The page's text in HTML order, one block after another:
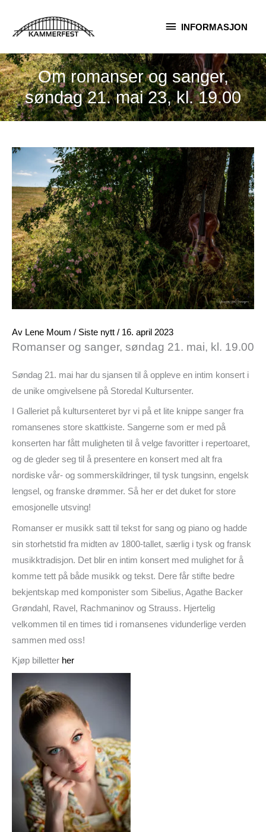
innholdet
INFORMASJON
INFORMASJON
Om romanser og sanger,
søndag 21. mai 23, kl. 19.00
Av Lene Moum / Siste nytt / 16. april 2023
Romanser og sanger, søndag 21. mai, kl. 19.00
Søndag 21. mai har du sjansen til å oppleve en intim konsert i
de unike omgivelsene på Storedal Kultursenter.
I Galleriet på kultursenteret byr vi på et lite knippe sanger fra
romansenes store skattkiste. Sangerne som er med på
konserten har fått muligheten til å velge favoritter i repertoaret,
og de gleder seg til å presentere en konsert med alt fra
nordiske vår- og sommerskildringer, til tysk tungsinn, engelsk
lengsel, og franske drømmer. Så her er det duket for store
emosjonelle utsving!
Romanser er musikk satt til tekst for sang og piano og hadde
sin storhetstid fra midten av 1800-tallet, særlig i tysk og fransk
musikktradisjon. Det blir en intim konsert med mulighet for å
komme tett på både musikk og tekst. Dere får stifte bedre
bekjentskap med komponister som Sibelius, Agathe Backer
Grøndahl, Ravel, Rachmaninov og Strauss. Hjertelig
velkommen til en times tid i romansenes vidunderlige verden
sammen med oss!
Kjøp billetter her